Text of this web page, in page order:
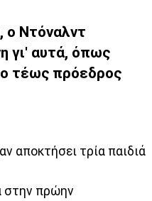
ο Ντόναλντ
γι' αυτά, όπως
τέως πρόεδρος
αποκτήσει τρία παιδιά
στην πρώην